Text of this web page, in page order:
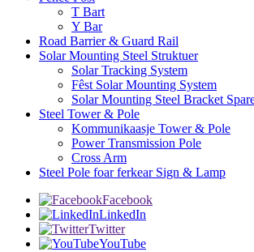
T Bart
Y Bar
Road Barrier & Guard Rail
Solar Mounting Steel Struktuer
Solar Tracking System
Fêst Solar Mounting System
Solar Mounting Steel Bracket
Steel Tower & Pole
Kommunikaasje Tower & Pole
Power Transmission Pole
Cross Arm
Steel Pole foar ferkear Sign & Lamp
Facebook
LinkedIn
Twitter
YouTube